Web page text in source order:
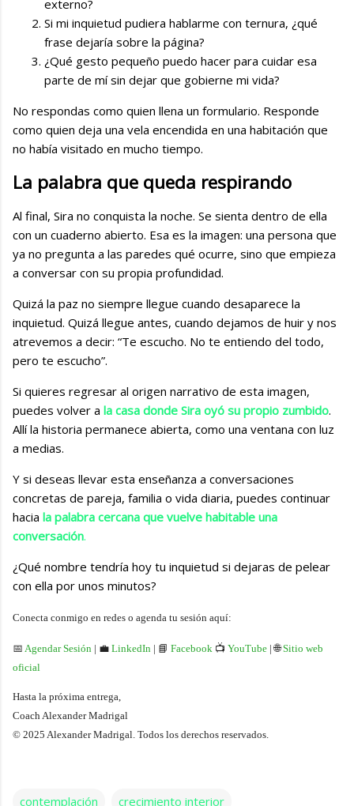
externo?
Si mi inquietud pudiera hablarme con ternura, ¿qué
frase dejaría sobre la página?
¿Qué gesto pequeño puedo hacer para cuidar esa
parte de mí sin dejar que gobierne mi vida?
No respondas como quien llena un formulario. Responde
como quien deja una vela encendida en una habitación que
no había visitado en mucho tiempo.
La palabra que queda respirando
Al final, Sira no conquista la noche. Se sienta dentro de ella
con un cuaderno abierto. Esa es la imagen: una persona que
ya no pregunta a las paredes qué ocurre, sino que empieza
a conversar con su propia profundidad.
Quizá la paz no siempre llegue cuando desaparece la
inquietud. Quizá llegue antes, cuando dejamos de huir y nos
atrevemos a decir: “Te escucho. No te entiendo del todo,
pero te escucho”.
Si quieres regresar al origen narrativo de esta imagen,
puedes volver a la casa donde Sira oyó su propio zumbido.
Allí la historia permanece abierta, como una ventana con luz
a medias.
Y si deseas llevar esta enseñanza a conversaciones
concretas de pareja, familia o vida diaria, puedes continuar
hacia la palabra cercana que vuelve habitable una
conversación.
¿Qué nombre tendría hoy tu inquietud si dejaras de pelear
con ella por unos minutos?
Conecta conmigo en redes o agenda tu sesión aquí:
📅 Agendar Sesión | 💼 LinkedIn | 📘 Facebook 📺 YouTube | 🌐Sitio web
oficial
Hasta la próxima entrega,
Coach Alexander Madrigal
© 2025 Alexander Madrigal. Todos los derechos reservados.
contemplación
crecimiento interior